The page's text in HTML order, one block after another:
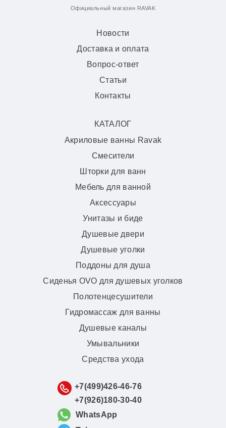
Официальный магазин RAVAK
Новости
Доставка и оплата
Вопрос-ответ
Статьи
Контакты
КАТАЛОГ
Акриловые ванны Ravak
Смесители
Шторки для ванн
Мебель для ванной
Аксессуары
Унитазы и биде
Душевые двери
Душевые уголки
Поддоны для душа
Сиденья OVO для душевых уголков
Полотенцесушители
Гидромассаж для ванны
Душевые каналы
Умывальники
Средства ухода
+7(499)426-46-76
+7(926)180-30-40
WhatsApp